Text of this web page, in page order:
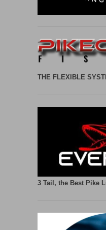
THE FLEXIBLE
3 Tail, the Best Pike